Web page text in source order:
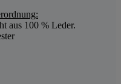
aus 100 % Leder.